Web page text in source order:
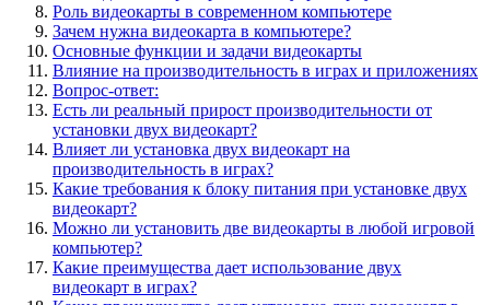
Роль видеокарты в современном компьютере
Зачем нужна видеокарта в компьютере?
Основные функции и задачи видеокарты
Влияние на производительность в играх и приложениях
Вопрос-ответ:
Есть ли реальный прирост производительности от
установки двух видеокарт?
Влияет ли установка двух видеокарт на
производительность в играх?
Какие требования к блоку питания при установке двух
видеокарт?
Можно ли установить две видеокарты в любой игровой
компьютер?
Какие преимущества дает использование двух
видеокарт в играх?